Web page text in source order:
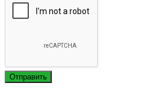
Отправить